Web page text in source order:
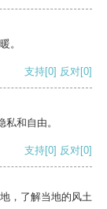
。
支持[0] 反对[0]
和自由。
支持[0] 反对[0]
，了解当地的风土